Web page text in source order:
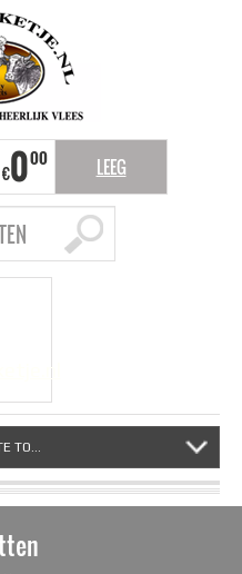
€000 LEEG
TO...